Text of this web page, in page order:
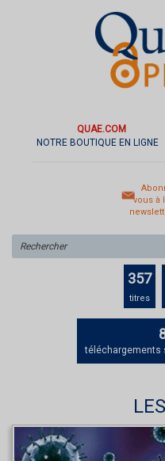
QUAE.COM
NOTRE BOUTIQUE EN LIGNE
vous à
357
titres
téléchargements